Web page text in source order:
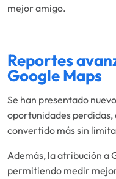
mejor amigo.
Reportes
Google Maps
Se han presentado
oportunidades
convertido más sin
Además, la atribución a
permitiendo medir